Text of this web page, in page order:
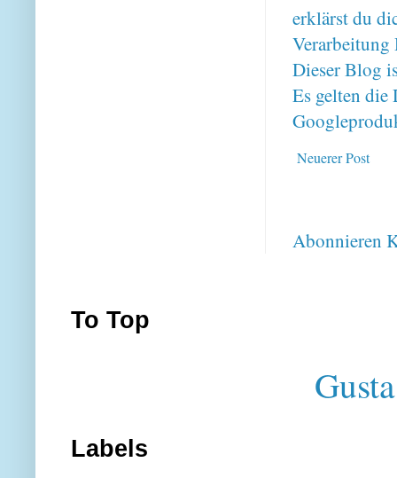
erklärst du
Verarbeitung
Dieser Blog
Es gelten
Neuerer Post
Abonnieren
To Top
Labels